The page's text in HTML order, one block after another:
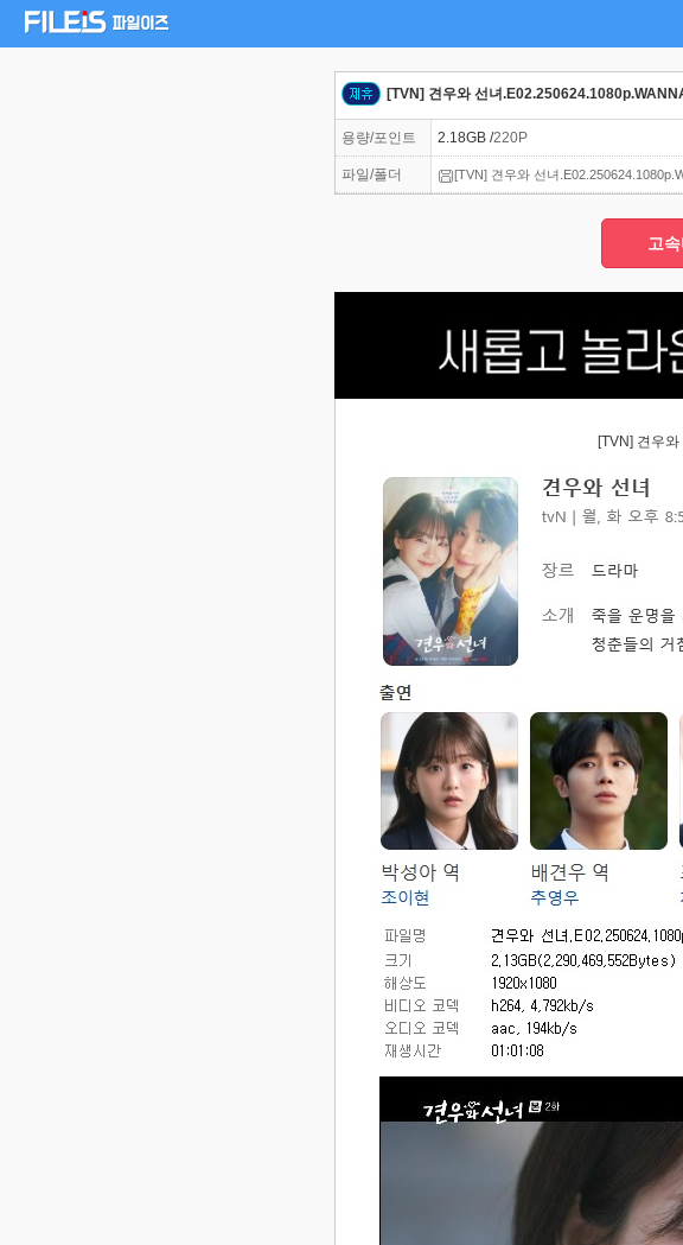
[TVN] 견우와 선녀
용량/포인트 2.18GB /220P
파일/폴더 [TVN] 견우와 선녀
고
[TVN] 견우